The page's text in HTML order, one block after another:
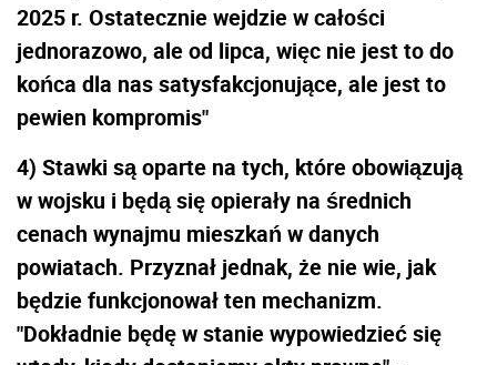
2025 r. Ostatecznie wejdzie w całości
jednorazowo, ale od lipca, więc nie jest to do
końca dla nas satysfakcjonujące, ale jest to
pewien kompromis"
4) Stawki są oparte na tych, które obowiązują
w wojsku i będą się opierały na średnich
cenach wynajmu mieszkań w danych
powiatach. Przyznał jednak, że nie wie, jak
będzie funkcjonował ten mechanizm.
"Dokładnie będę w stanie wypowiedzieć się